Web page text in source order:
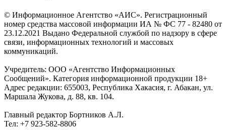
© Информационное Агентство «АИС». Регистрационный
номер средства массовой информации ИА № ФС 77 - 82480 от
23.12.2021 Выдано Федеральной службой по надзору в сфере
связи, информационных технологий и массовых
коммуникаций.
Учредитель: ООО «Агентство Информационных
Сообщений». Категория информационной продукции 18+
Адрес редакции: 655003, Республика Хакасия, г. Абакан, ул.
Маршала Жукова, д. 88, кв. 104.
Главный редактор Бортников А.Л.
Тел: +7 923-582-8806